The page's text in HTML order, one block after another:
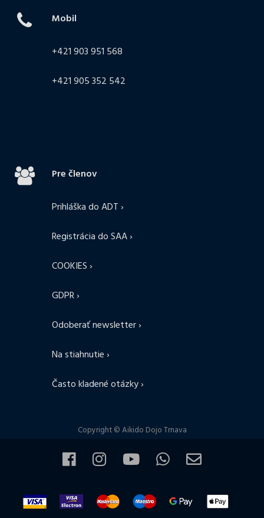
Mobil
+421 903 951 568
+421 905 352 542
Pre členov
Prihláška do ADT ›
Registrácia do SAA ›
COOKIES ›
GDPR ›
Odoberať newsletter ›
Na stiahnutie ›
Často kladené otázky ›
Copyright © Aikido Dojo Trnava